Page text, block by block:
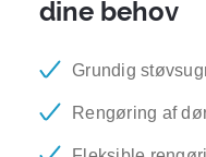
dine behov
Grundig
Rengøring af